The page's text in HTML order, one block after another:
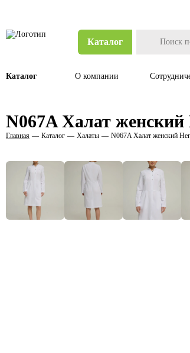
Каталог
Каталог О компании
N067A Халат женский
Главная Каталог Халаты N067A Халат женский